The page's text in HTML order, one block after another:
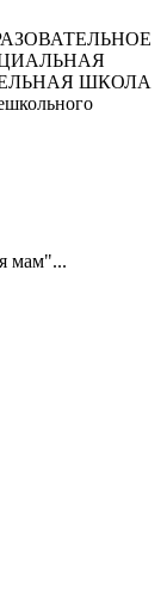
ШКОЛА
мам"...